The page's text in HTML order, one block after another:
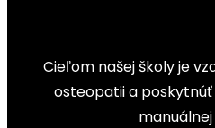
Cieľom našej školy je
osteopatii a